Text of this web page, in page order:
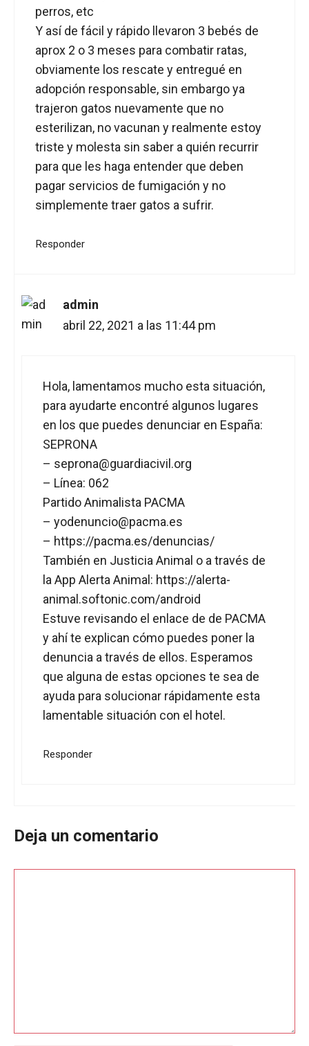
perros, etc
Y así de fácil y rápido llevaron 3 bebés de
aprox 2 o 3 meses para combatir ratas,
obviamente los rescate y entregué en
adopción responsable, sin embargo ya
trajeron gatos nuevamente que no
esterilizan, no vacunan y realmente estoy
triste y molesta sin saber a quién recurrir
para que les haga entender que deben
pagar servicios de fumigación y no
simplemente traer gatos a sufrir.
Responder
admin
abril 22, 2021 a las 11:44 pm
Hola, lamentamos mucho esta situación,
para ayudarte encontré algunos lugares
en los que puedes denunciar en España:
SEPRONA
– seprona@guardiacivil.org
– Línea: 062
Partido Animalista PACMA
– yodenuncio@pacma.es
– https://pacma.es/denuncias/
También en Justicia Animal o a través de
la App Alerta Animal: https://alerta-
animal.softonic.com/android
Estuve revisando el enlace de de PACMA
y ahí te explican cómo puedes poner la
denuncia a través de ellos. Esperamos
que alguna de estas opciones te sea de
ayuda para solucionar rápidamente esta
lamentable situación con el hotel.
Responder
Deja un comentario